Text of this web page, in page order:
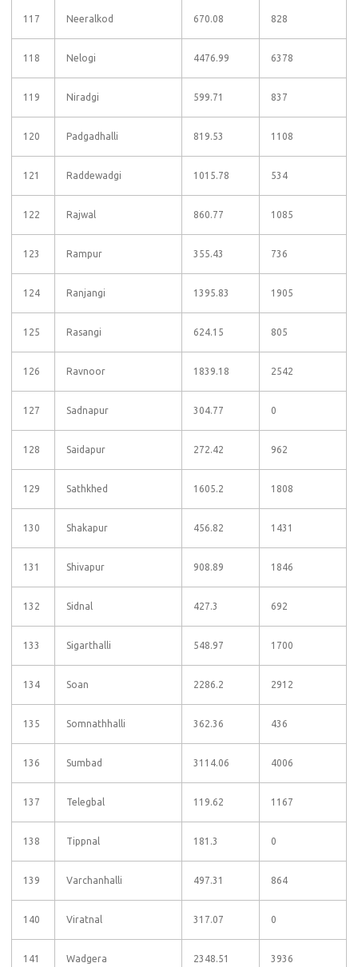
117 Neeralkod 670.08 828
118 Nelogi 4476.99 6378
119 Niradgi 599.71 837
120 Padgadhalli 819.53 1108
121 Raddewadgi 1015.78 534
122 Rajwal 860.77 1085
123 Rampur 355.43 736
124 Ranjangi 1395.83 1905
125 Rasangi 624.15 805
126 Ravnoor 1839.18 2542
127 Sadnapur 304.77 0
128 Saidapur 272.42 962
129 Sathkhed 1605.2 1808
130 Shakapur 456.82 1431
131 Shivapur 908.89 1846
132 Sidnal 427.3 692
133 Sigarthalli 548.97 1700
134 Soan 2286.2 2912
135 Somnathhalli 362.36 436
136 Sumbad 3114.06 4006
137 Telegbal 119.62 1167
138 Tippnal 181.3 0
139 Varchanhalli 497.31 864
140 Viratnal 317.07 0
141 Wadgera 2348.51 3936